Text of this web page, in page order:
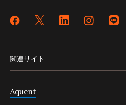
関連サイト
Aquent